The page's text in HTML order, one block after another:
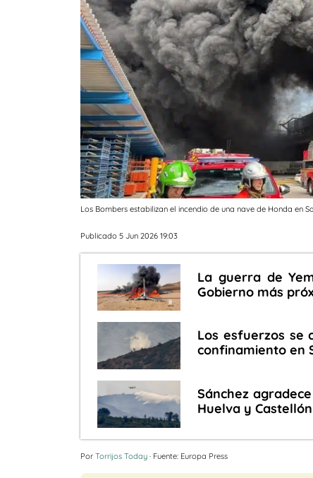
Los Bombers estabilizan el incendio de una nave de Honda en
Publicado 5 Jun 2026 19:03
La guerra de
Gobierno más
Los esfuerzos se
confinamiento en
Sánchez
Huelva y
Por Torrijos Today · Fuente: Europa Press